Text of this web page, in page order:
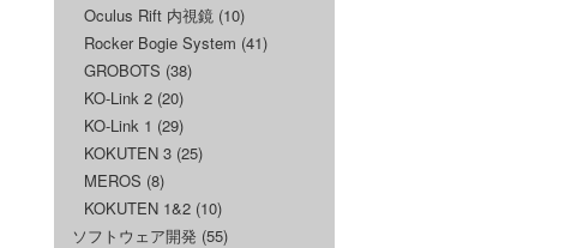
Oculus Rift 内視鏡 (10)
Rocker Bogie System (41)
GROBOTS (38)
KO-Link 2 (20)
KO-Link 1 (29)
KOKUTEN 3 (25)
MEROS (8)
KOKUTEN 1&2 (10)
ソフトウェア開発 (55)